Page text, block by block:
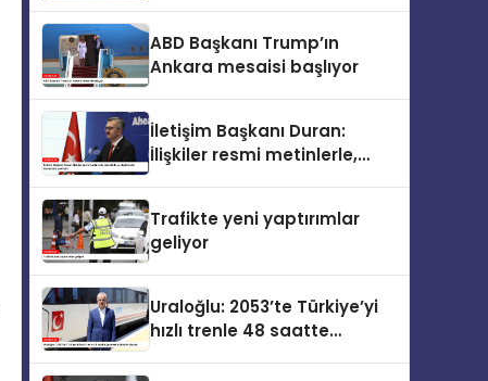
ABD Başkanı Trump’ın
Ankara mesaisi başlıyor
İletişim Başkanı Duran:
İlişkiler resmi metinlerle,
Trafikte yeni yaptırımlar
geliyor
Uraloğlu: 2053’te Türkiye’yi
hızlı trenle 48 saatte